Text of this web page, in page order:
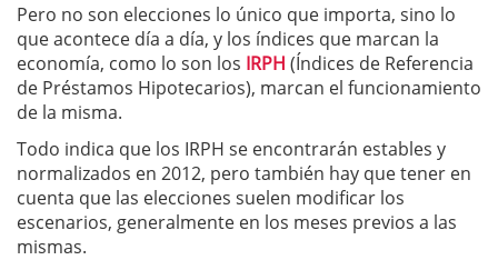
Pero no son elecciones lo único que importa, sino lo
que acontece día a día, y los índices que marcan la
economía, como lo son los IRPH (Índices de Referencia
de Préstamos Hipotecarios), marcan el funcionamiento
de la misma.
Todo indica que los IRPH se encontrarán estables y
normalizados en 2012, pero también hay que tener en
cuenta que las elecciones suelen modificar los
escenarios, generalmente en los meses previos a las
mismas.